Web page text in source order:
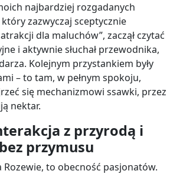
najbardziej rozgadanych
który zazwyczaj sceptycznie
dla maluchów”, zaczął czytać
i aktywnie słuchał przewodnika,
Kolejnym przystankiem były
– to tam, w pełnym spokoju,
się mechanizmowi ssawki, przez
nektar.
z przyrodą i
przymusu
Rozewie, to obecność pasjonatów.